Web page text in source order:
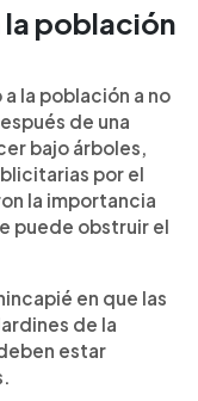
la población
la población a no
de una
bajo árboles,
por el
la importancia
puede obstruir el
en que las
de la
estar